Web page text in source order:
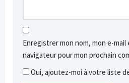
Enregistrer mon nom, mon e-
navigateur pour mon prochain
Oui, ajoutez-moi à votre liste